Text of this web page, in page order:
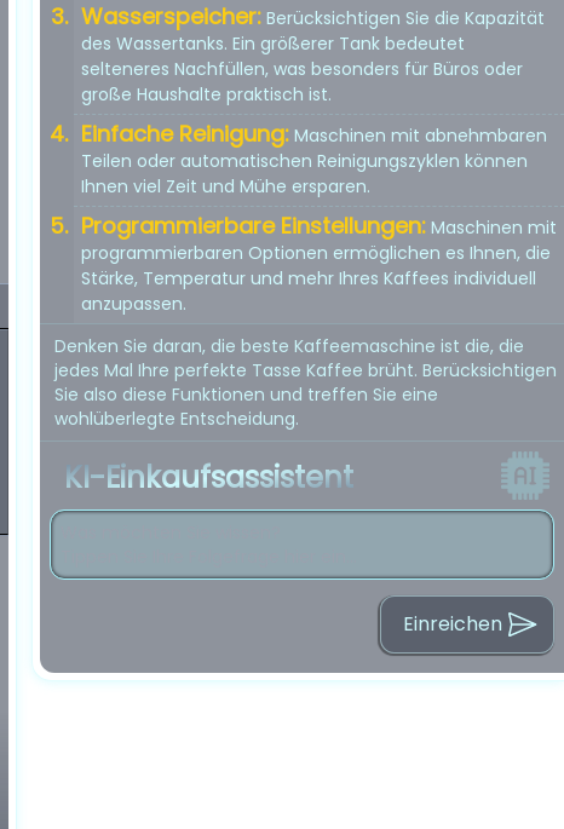
Wasserspeicher: Berücksichtigen Sie die Kapazität
des Wassertanks. Ein größerer Tank bedeutet
selteneres Nachfüllen, was besonders für Büros oder
große Haushalte praktisch ist.
Einfache Reinigung: Maschinen mit abnehmbaren
Teilen oder automatischen Reinigungszyklen können
Ihnen viel Zeit und Mühe ersparen.
Programmierbare Einstellungen: Maschinen mit
programmierbaren Optionen ermöglichen es Ihnen, die
Stärke, Temperatur und mehr Ihres Kaffees individuell
anzupassen.
Denken Sie daran, die beste Kaffeemaschine ist die, die
jedes Mal Ihre perfekte Tasse Kaffee brüht. Berücksichtigen
Sie also diese Funktionen und treffen Sie eine
wohlüberlegte Entscheidung.
KI-Einkaufsassistent
Einreichen